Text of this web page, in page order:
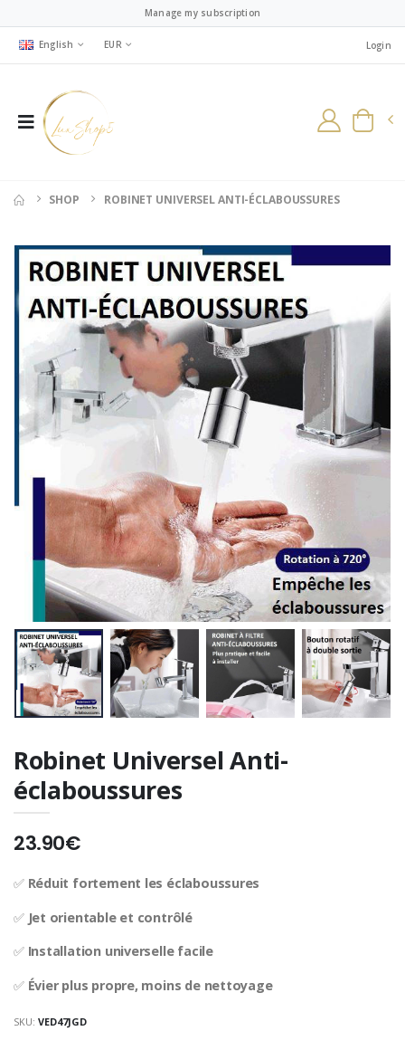
Manage my subscription
English EUR Login
SHOP ROBINET UNIVERSEL ANTI-ÉCLABOUSSURES
Robinet Universel Anti-
éclaboussures
23.90€
✅ Réduit fortement les éclaboussures
✅ Jet orientable et contrôlé
✅ Installation universelle facile
✅ Évier plus propre, moins de nettoyage
SKU:VED47JGD